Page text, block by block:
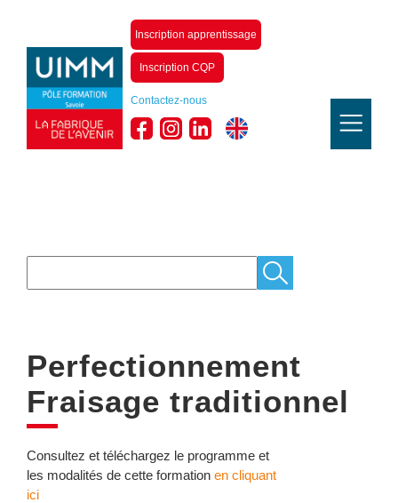
Inscription apprentissage
Inscription CQP
Contactez-nous
Perfectionnement
Fraisage traditionnel
Consultez et téléchargez le programme et
les modalités de cette formation en cliquant
ici